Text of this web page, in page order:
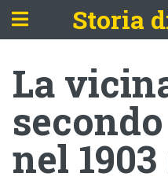
Storia
La
nel 1903